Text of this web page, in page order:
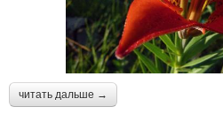
читать дальше →